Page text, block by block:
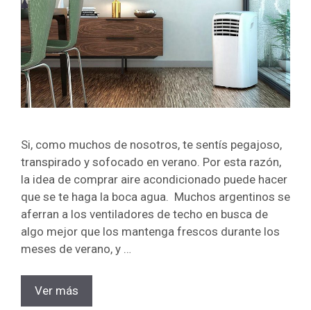
Si, como muchos de nosotros, te sentís pegajoso,
transpirado y sofocado en verano. Por esta razón,
la idea de comprar aire acondicionado puede hacer
que se te haga la boca agua. Muchos argentinos se
aferran a los ventiladores de techo en busca de
algo mejor que los mantenga frescos durante los
meses de verano, y …
Ver más